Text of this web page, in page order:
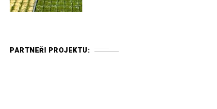
PARTNEŘI PROJEKTU: